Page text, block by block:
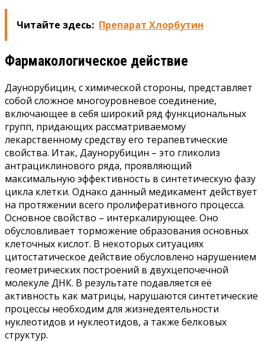
Читайте здесь: Препарат Хлорбутин
Фармакологическое действие
Даунорубицин, с химической стороны, представляет
собой сложное многоуровневое соединение,
включающее в себя широкий ряд функциональных
групп, придающих рассматриваемому
лекарственному средству его терапевтические
свойства. Итак, Даунорубицин – это гликолиз
антрациклинового ряда, проявляющий
максимальную эффективность в синтетическую фазу
цикла клетки. Однако данный медикамент действует
на протяжении всего пролиферативного процесса.
Основное свойство – интеркалирующее. Оно
обусловливает торможение образования основных
клеточных кислот. В некоторых ситуациях
цитостатическое действие обусловлено нарушением
геометрических построений в двухцепочечной
молекуле ДНК. В результате подавляется её
активность как матрицы, нарушаются синтетические
процессы необходим для жизнедеятельности
нуклеотидов и нуклеотидов, а также белковых
структур.